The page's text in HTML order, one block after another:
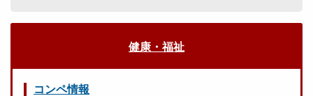
健康・福祉
コンペ情報